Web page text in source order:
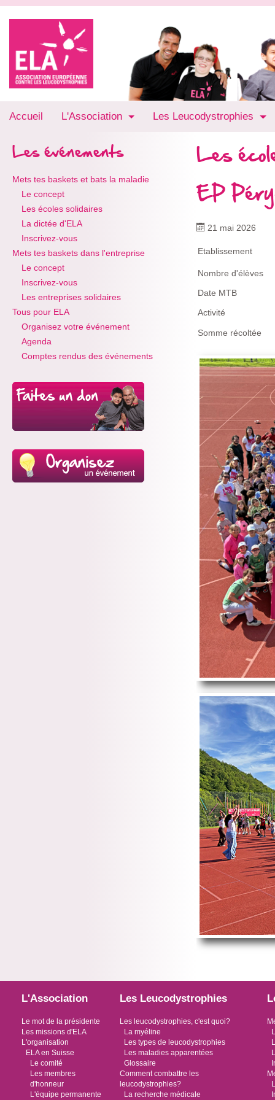
Accueil L'Association Les Leucodystrophies
Les événements
Mets tes baskets et bats la maladie
Le concept
Les écoles solidaires
La dictée d'ELA
Inscrivez-vous
Mets tes baskets dans l'entreprise
Le concept
Inscrivez-vous
Les entreprises solidaires
Tous pour ELA
Organisez votre événement
Agenda
Comptes rendus des événements
Les
EP
21 mai 2026
Etablissement
Nombre d'élèves
Date MTB
Activité
Somme récoltée
L'Association
Le mot de la présidente
Les missions d'ELA
L'organisation
ELA en Suisse
Le comité
Les membres
d'honneur
L'équipe permanente
Les Leucodystrophies
Les leucodystrophies, c'est quoi?
La myéline
Les types de leucodystrophies
Les maladies apparentées
Glossaire
Comment combattre les
leucodystrophies?
La recherche médicale